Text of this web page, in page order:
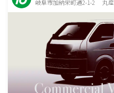
岐阜市加納栄町通2-1-2 丸